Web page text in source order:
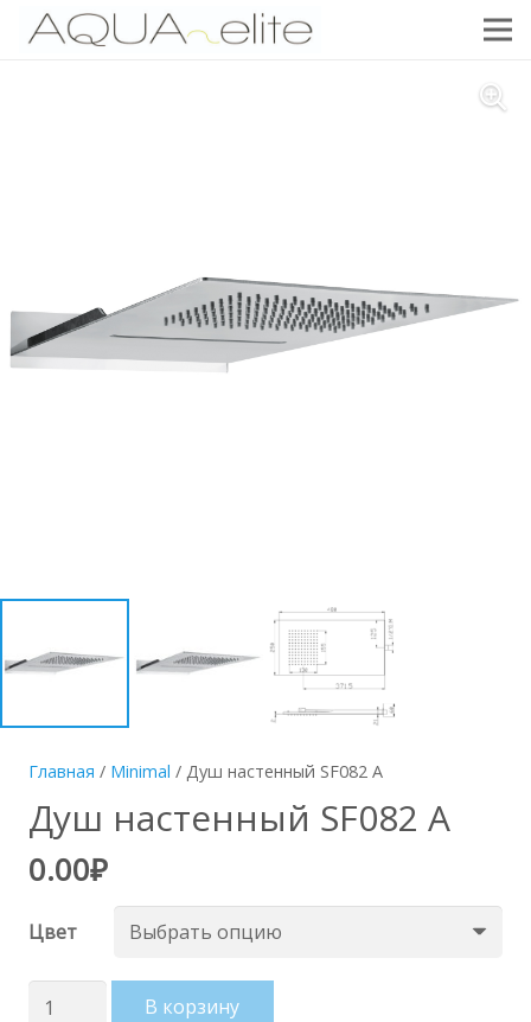
Главная / Minimal / Душ настенный SF082 A
Душ настенный SF082 A
0.00₽
Цвет
Количество
В корзину